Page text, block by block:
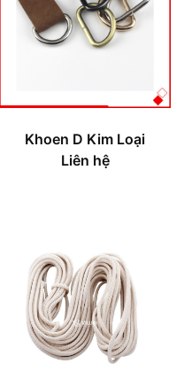
Khoen D Kim Loại
Liên hệ